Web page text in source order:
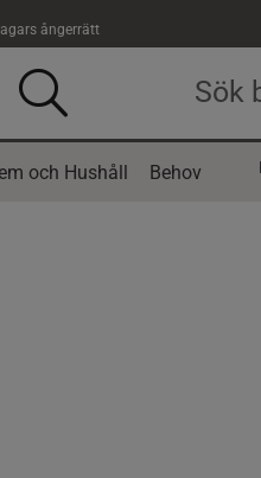
ångerrätt
och Hushåll Behov